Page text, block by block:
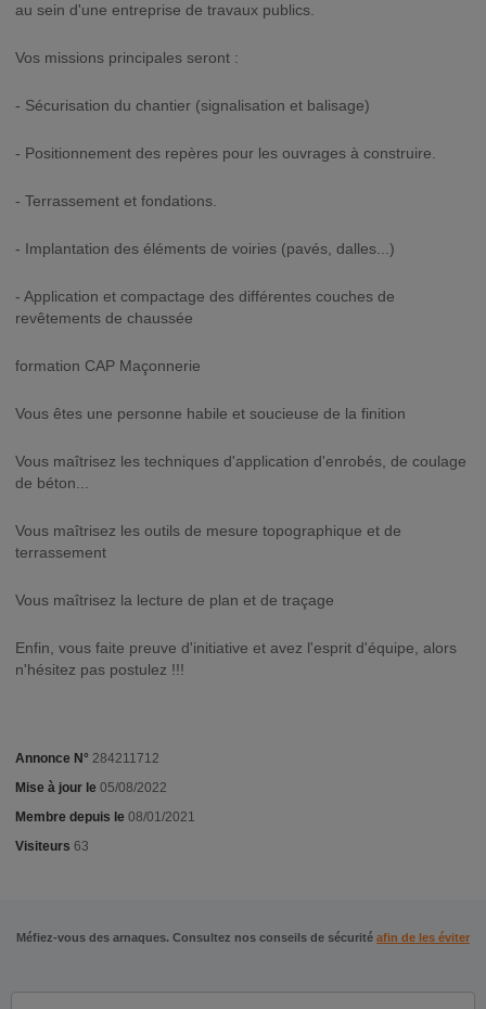
au sein d'une entreprise de travaux publics.
Vos missions principales seront :
- Sécurisation du chantier (signalisation et balisage)
- Positionnement des repères pour les ouvrages à construire.
- Terrassement et fondations.
- Implantation des éléments de voiries (pavés, dalles...)
- Application et compactage des différentes couches de
revêtements de chaussée
formation CAP Maçonnerie
Vous êtes une personne habile et soucieuse de la finition
Vous maîtrisez les techniques d'application d'enrobés, de coulage
de béton...
Vous maîtrisez les outils de mesure topographique et de
terrassement
Vous maîtrisez la lecture de plan et de traçage
Enfin, vous faite preuve d'initiative et avez l'esprit d'équipe, alors
n'hésitez pas postulez !!!
Annonce N° 284211712
Mise à jour le 05/08/2022
Membre depuis le 08/01/2021
Visiteurs 63
Méfiez-vous des arnaques. Consultez nos conseils de sécurité afin de les éviter